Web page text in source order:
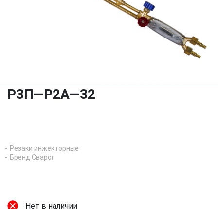
Р3П—Р2А—32
Резаки инжекторные
Бренд Сварог
Нет в наличии